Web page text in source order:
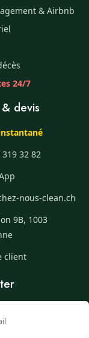
& Airbnb
24/7
devis
319 32 82
nous-clean.ch
9B, 1003
client